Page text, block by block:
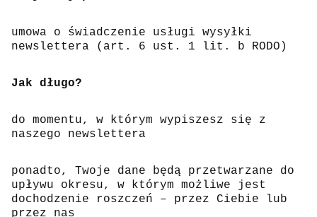
umowa o świadczenie usługi wysyłki
newslettera (art. 6 ust. 1 lit. b RODO)
Jak długo?
do momentu, w którym wypiszesz się z
naszego newslettera
ponadto, Twoje dane będą przetwarzane do
upływu okresu, w którym możliwe jest
dochodzenie roszczeń – przez Ciebie lub
przez nas